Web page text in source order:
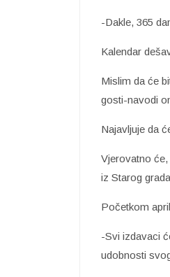
-Dakle, 365
Kalendar
Mislim da će
gosti-navodi
Najavljuje da
Vjerovatno
iz Starog
Početkom
-Svi izdavaci
udobnosti